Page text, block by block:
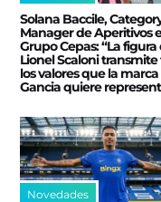
Solana Baccile,
Manager de Aperitivos
Grupo Cepas: “La figura
Lionel Scaloni
los valores que la marca
Gancia quiere
Novedades